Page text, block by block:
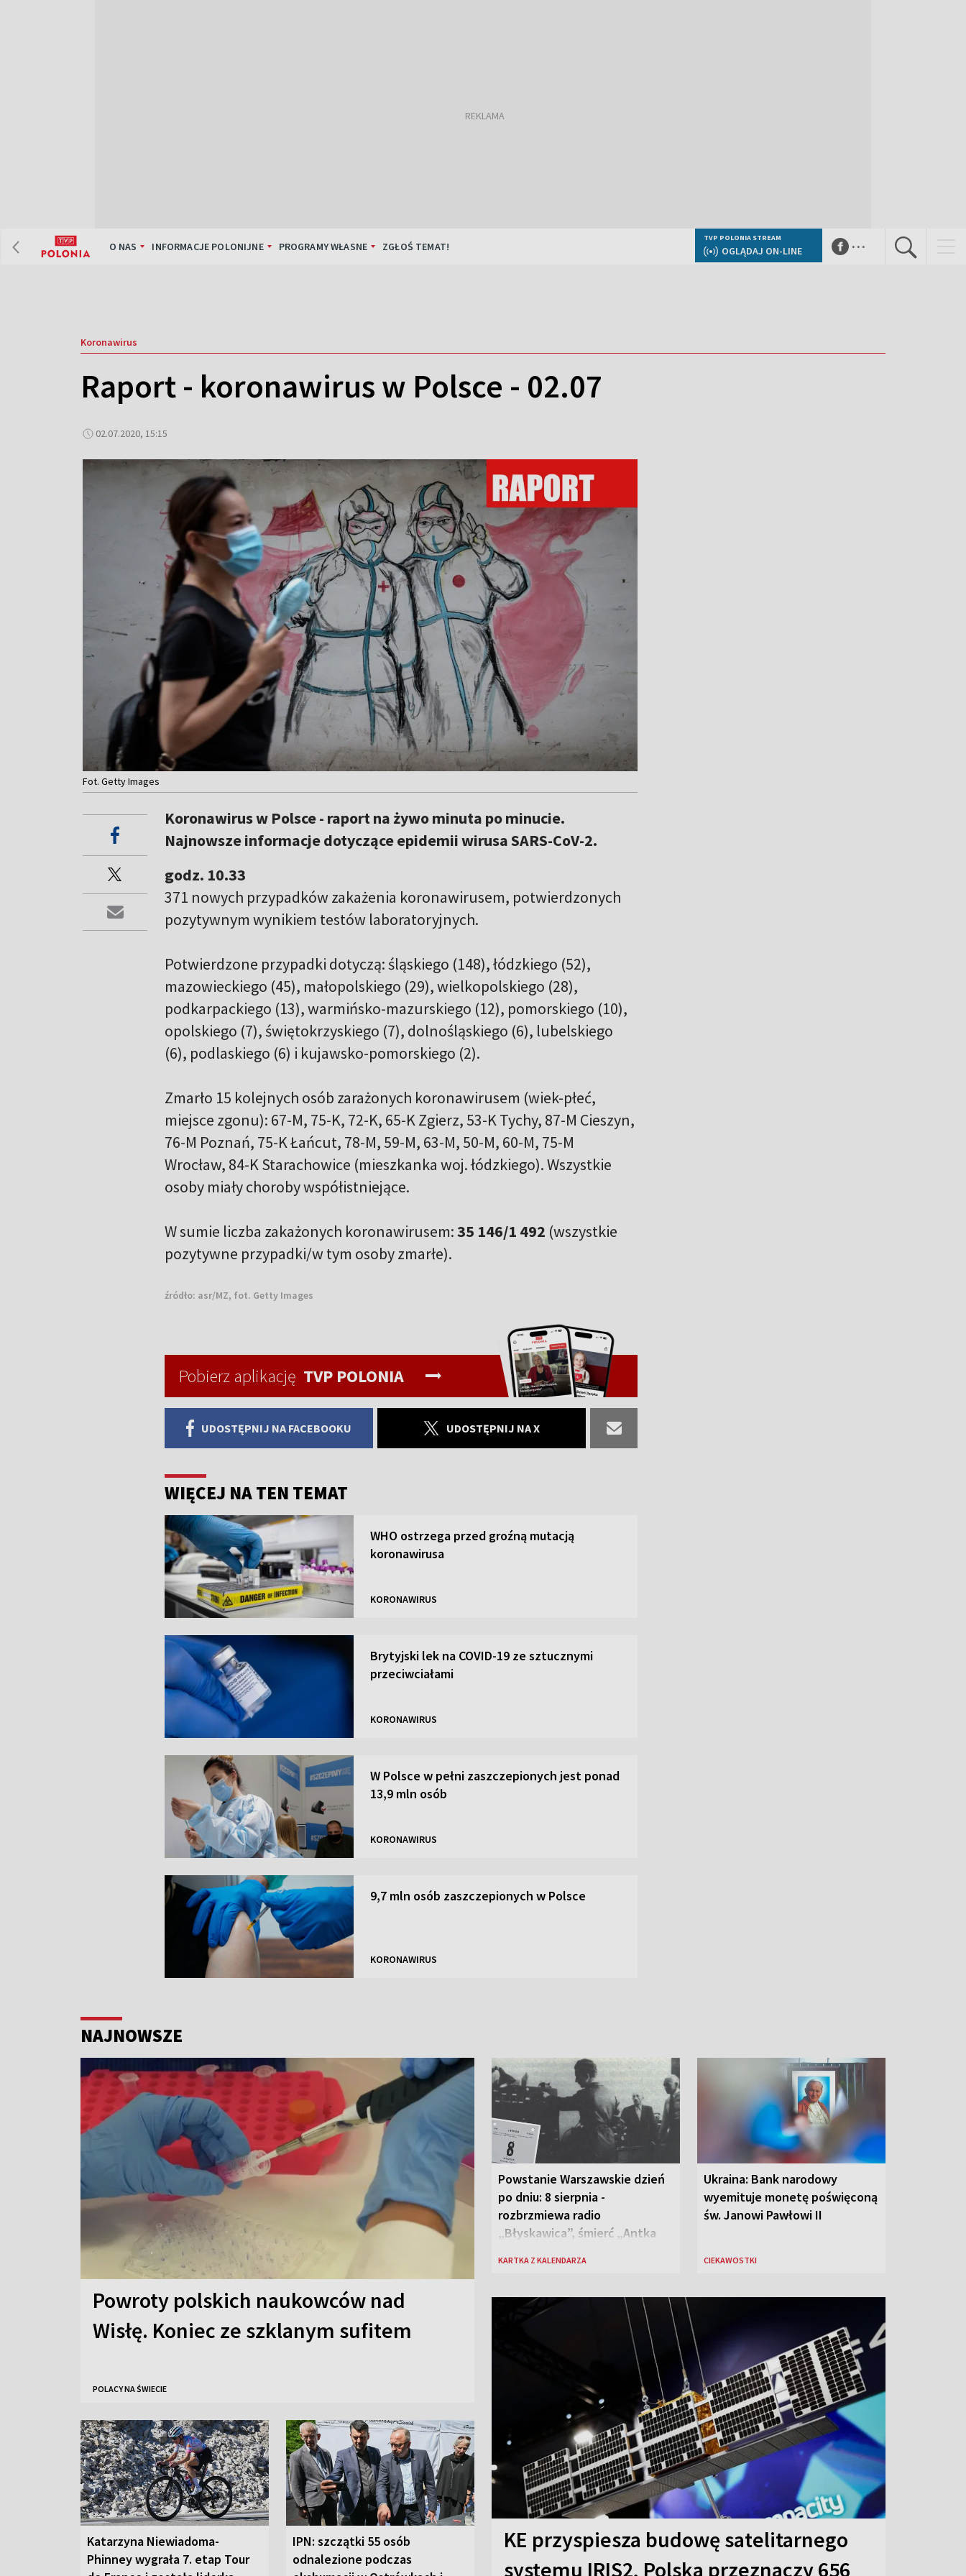
O NAS INFORMACJE POLONIJNE PROGRAMY WŁASNE ZGŁOŚ TEMAT!
TVP POLONIA STREAM
OGLĄDAJ ON-LINE ...
Koronawirus
Raport - koronawirus w Polsce - 02.07
02.07.2020, 15:15
Fot. Getty Images
Koronawirus w Polsce - raport na żywo minuta po minucie.
Najnowsze informacje dotyczące epidemii wirusa SARS-CoV-2.
godz. 10.33
371 nowych przypadków zakażenia koronawirusem, potwierdzonych
pozytywnym wynikiem testów laboratoryjnych.
Potwierdzone przypadki dotyczą: śląskiego (148), łódzkiego (52),
mazowieckiego (45), małopolskiego (29), wielkopolskiego (28),
podkarpackiego (13), warmińsko-mazurskiego (12), pomorskiego (10),
opolskiego (7), świętokrzyskiego (7), dolnośląskiego (6), lubelskiego
(6), podlaskiego (6) i kujawsko-pomorskiego (2).
Zmarło 15 kolejnych osób zarażonych koronawirusem (wiek-płeć,
miejsce zgonu): 67-M, 75-K, 72-K, 65-K Zgierz, 53-K Tychy, 87-M Cieszyn,
76-M Poznań, 75-K Łańcut, 78-M, 59-M, 63-M, 50-M, 60-M, 75-M
Wrocław, 84-K Starachowice (mieszkanka woj. łódzkiego). Wszystkie
osoby miały choroby współistniejące.
W sumie liczba zakażonych koronawirusem:35 146/1 492 (wszystkie
pozytywne przypadki/w tym osoby zmarłe).
źródło: asr/MZ, fot. Getty Images
Pobierz aplikację TVP POLONIA
UDOSTĘPNIJ NA FACEBOOKU UDOSTĘPNIJ NA X
WIĘCEJ NA TEN TEMAT
WHO ostrzega przed groźną mutacją
koronawirusa
KORONAWIRUS
Brytyjski lek na COVID-19 ze sztucznymi
przeciwciałami
KORONAWIRUS
W Polsce w pełni zaszczepionych jest ponad
13,9 mln osób
KORONAWIRUS
9,7 mln osób zaszczepionych w Polsce
KORONAWIRUS
NAJNOWSZE
Powroty polskich naukowców nad
Wisłę. Koniec ze szklanym sufitem
POLACY NA ŚWIECIE
Powstanie Warszawskie dzień
po dniu: 8 sierpnia -
rozbrzmiewa radio
„Błyskawica”, śmierć „Antka
KARTKA Z KALENDARZA
Ukraina: Bank narodowy
wyemituje monetę poświęconą
św. Janowi Pawłowi II
CIEKAWOSTKI
Katarzyna Niewiadoma-
Phinney wygrała 7. etap Tour
IPN: szczątki 55 osób
odnalezione podczas
KE przyspiesza budowę satelitarnego
systemu IRIS2, Polska przeznaczy 656